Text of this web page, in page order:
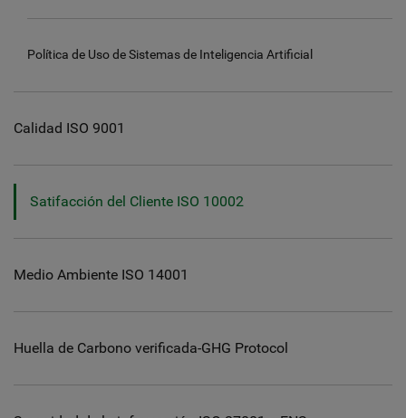
Política de Uso de Sistemas de Inteligencia Artificial
Calidad ISO 9001
Satifacción del Cliente ISO 10002
Medio Ambiente ISO 14001
Huella de Carbono verificada-GHG Protocol